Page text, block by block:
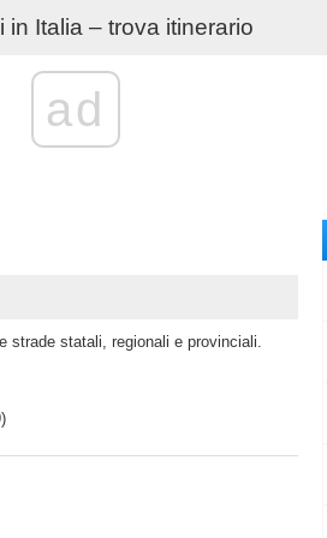
Italia – trova itinerario
ad
strade statali, regionali e provinciali.